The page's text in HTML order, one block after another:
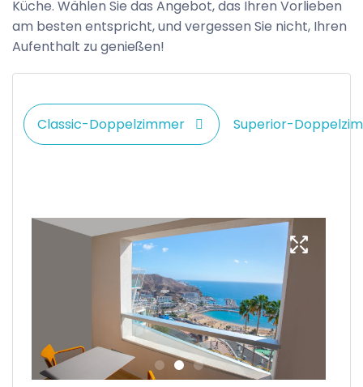
Küche. Wählen Sie das Angebot, das Ihren Vorlieben
am besten entspricht, und vergessen Sie nicht, Ihren
Aufenthalt zu genießen!
Classic-Doppelzimmer Superior-